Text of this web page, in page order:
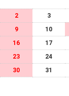
2
3
9
10
16
17
23
24
30
31